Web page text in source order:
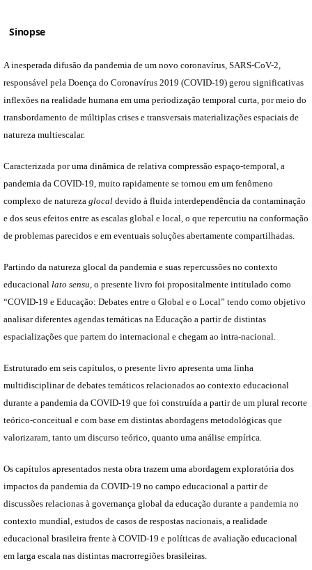
Sinopse
A inesperada difusão da pandemia de um novo coronavírus, SARS-CoV-2,
responsável pela Doença do Coronavírus 2019 (COVID-19) gerou significativas
inflexões na realidade humana em uma periodização temporal curta, por meio do
transbordamento de múltiplas crises e transversais materializações espaciais de
natureza multiescalar.
Caracterizada por uma dinâmica de relativa compressão espaço-temporal, a
pandemia da COVID-19, muito rapidamente se tornou em um fenômeno
complexo de natureza glocal devido à fluida interdependência da contaminação
e dos seus efeitos entre as escalas global e local, o que repercutiu na conformação
de problemas parecidos e em eventuais soluções abertamente compartilhadas.
Partindo da natureza glocal da pandemia e suas repercussões no contexto
educacional lato sensu , o presente livro foi propositalmente intitulado como
“COVID-19 e Educação: Debates entre o Global e o Local” tendo como objetivo
analisar diferentes agendas temáticas na Educação a partir de distintas
espacializações que partem do internacional e chegam ao intra-nacional.
Estruturado em seis capítulos, o presente livro apresenta uma linha
multidisciplinar de debates temáticos relacionados ao contexto educacional
durante a pandemia da COVID-19 que foi construída a partir de um plural recorte
teórico-conceitual e com base em distintas abordagens metodológicas que
valorizaram, tanto um discurso teórico, quanto uma análise empírica.
Os capítulos apresentados nesta obra trazem uma abordagem exploratória dos
impactos da pandemia da COVID-19 no campo educacional a partir de
discussões relacionas à governança global da educação durante a pandemia no
contexto mundial, estudos de casos de respostas nacionais, a realidade
educacional brasileira frente à COVID-19 e políticas de avaliação educacional
em larga escala nas distintas macrorregiões brasileiras.